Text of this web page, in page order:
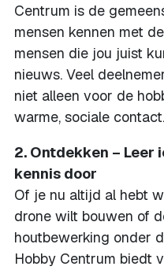
Centrum is de
mensen kennen met
mensen die jou juist
nieuws. Veel
niet alleen voor de
warme, sociale contact.
2. Ontdekken – Leer
kennis door
Of je nu altijd al hebt
drone wilt bouwen of
houtbewerking onder
Hobby Centrum biedt